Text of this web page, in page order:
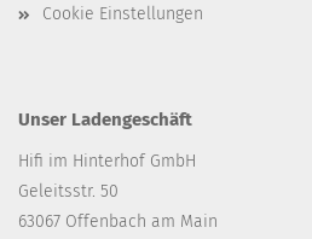
Cookie Einstellungen
Unser Ladengeschäft
Hifi im Hinterhof GmbH
Geleitsstr. 50
63067 Offenbach am Main